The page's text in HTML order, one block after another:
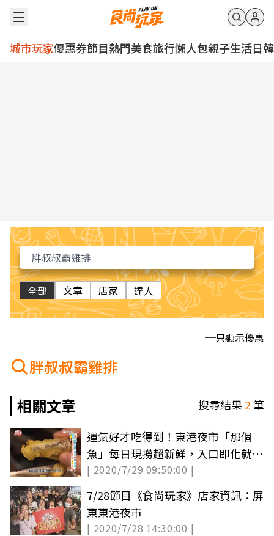
城市玩家優惠券節目熱門美食旅行懶人包親子生活日韓
全部 文章 店家 達人
只顯示優惠
胖叔叔霸雞排
相關文章
搜尋結果2筆
運氣好才吃得到！東港夜市「那個
魚」每日現撈超新鮮，入口即化就像
炸鮮奶
| 2020/7/29 09:50:00 |
7/28節目《食尚玩家》店家資訊：屏
東東港夜市
| 2020/7/28 14:30:00 |